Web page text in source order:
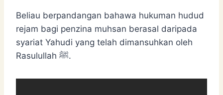
Beliau berpandangan bahawa hukuman hudud
rejam bagi penzina muhsan berasal daripada
syariat Yahudi yang telah dimansuhkan oleh
Rasulullah ﷺ.